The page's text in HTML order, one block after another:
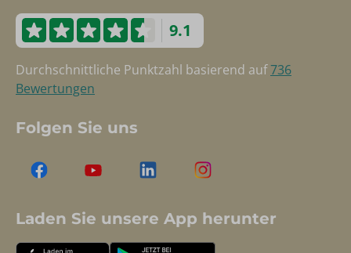
9.1
Durchschnittliche Punktzahl basierend auf736
Bewertungen
Folgen Sie uns
Laden Sie unsere App herunter